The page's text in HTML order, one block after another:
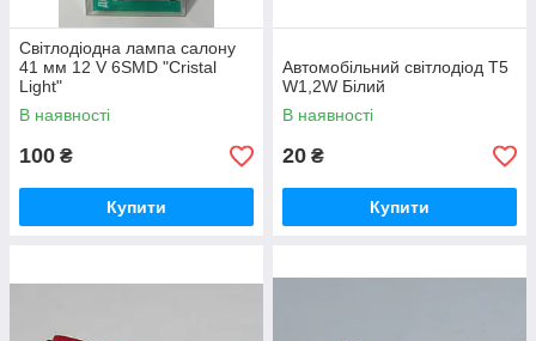
Світлодіодна лампа салону
41 мм 12 V 6SMD "Cristal
Light"
В наявності
100 ₴
Купити
Автомобільний світлодіод T5
W1,2W Білий
В наявності
20 ₴
Купити